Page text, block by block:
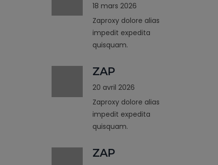
18 mars 2026
Zaproxy dolore alias
impedit expedita
quisquam.
ZAP
20 avril 2026
Zaproxy dolore alias
impedit expedita
quisquam.
ZAP